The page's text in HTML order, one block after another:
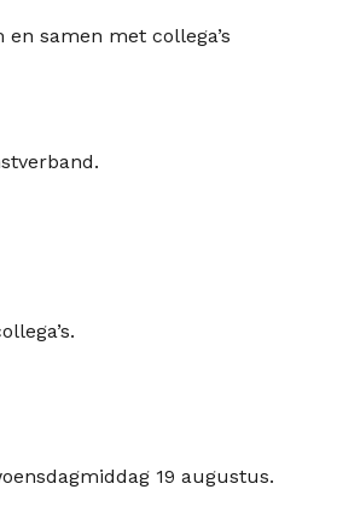
samen met collega’s
19 augustus.